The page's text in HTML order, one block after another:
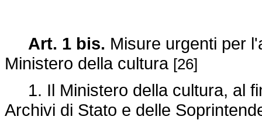
Art. 1 bis. Misure urgenti per
Ministero della cultura [26]
1. Il Ministero della cultura, al
Archivi di Stato e delle